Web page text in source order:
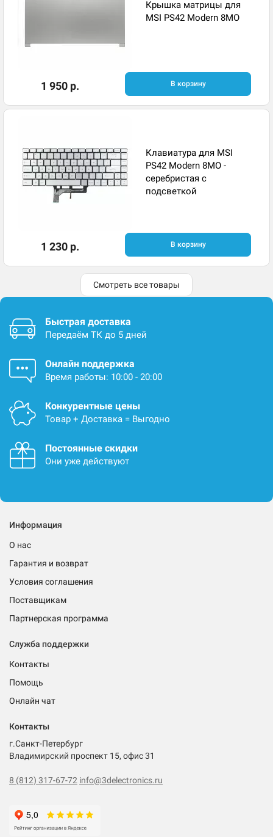
Крышка матрицы для
MSI PS42 Modern 8MO
1 950 р. В корзину
Клавиатура для MSI
PS42 Modern 8MO -
серебристая с
подсветкой
1 230 р. В корзину
Смотреть все товары
Быстрая доставка
Передаём ТК до 5 дней
Онлайн поддержка
Время работы: 10:00 - 20:00
Конкурентные цены
Товар + Доставка = Выгодно
Постоянные скидки
Они уже действуют
Информация
О нас
Гарантия и возврат
Условия соглашения
Поставщикам
Партнерская программа
Служба поддержки
Контакты
Помощь
Онлайн чат
Контакты
г.Санкт-Петербург
Владимирский проспект 15, офис 31
8 (812) 317-67-72 info@3delectronics.ru